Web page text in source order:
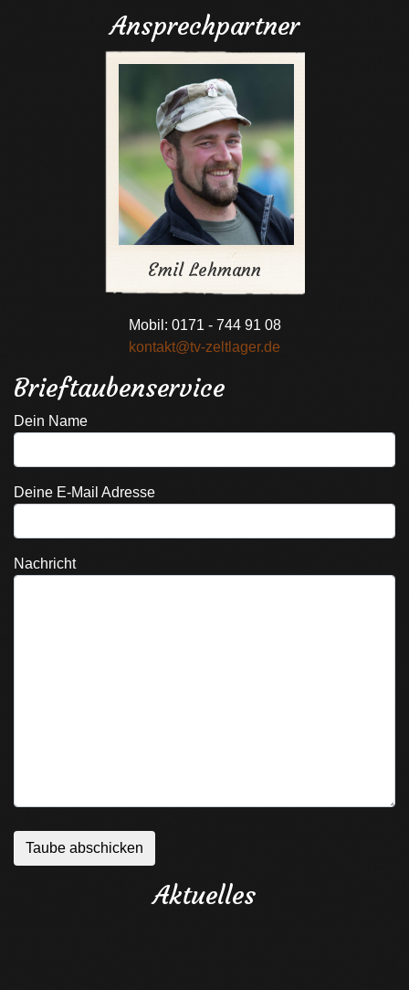
Ansprechpartner
Emil Lehmann
Mobil: 0171 - 744 91 08
kontakt@tv-zeltlager.de
Brieftaubenservice
Dein Name
Deine E-Mail Adresse
Nachricht
Aktuelles